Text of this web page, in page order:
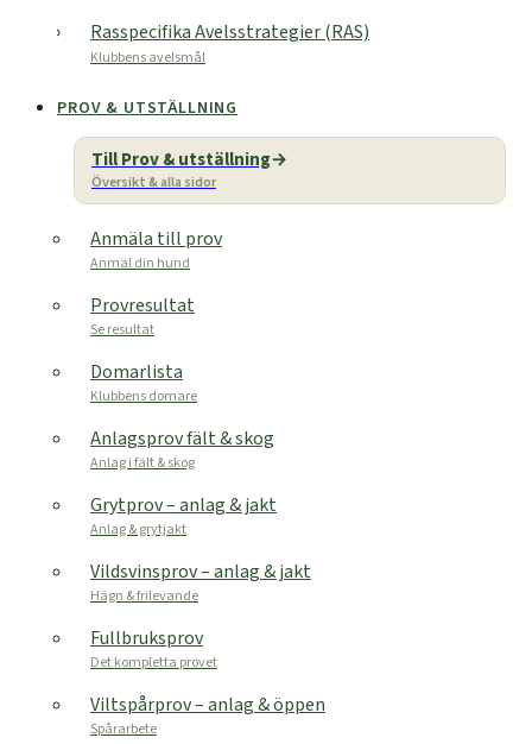
Rasspecifika Avelsstrategier (RAS)
Klubbens avelsmål
PROV & UTSTÄLLNING
Till Prov & utställning
Översikt & alla sidor
Anmäla till prov
Anmäl din hund
Provresultat
Se resultat
Domarlista
Klubbens domare
Anlagsprov fält & skog
Anlag i fält & skog
Grytprov – anlag & jakt
Anlag & grytjakt
Vildsvinsprov – anlag & jakt
Hägn & frilevande
Fullbruksprov
Det kompletta provet
Viltspårprov – anlag & öppen
Spårarbete